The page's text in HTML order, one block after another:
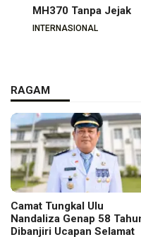
MH370 Tanpa Jejak
INTERNASIONAL
RAGAM
Camat Tungkal Ulu
Nandaliza Genap 58
Dibanjiri Ucapan Selamat